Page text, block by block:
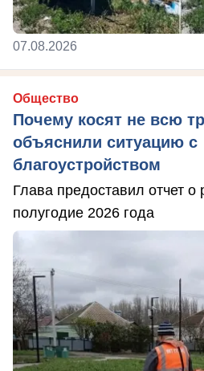
07.08.2026
Общество
Почему косят не всю
объяснили ситуацию с
благоустройством
Глава предоставил отчет о
полугодие 2026 года